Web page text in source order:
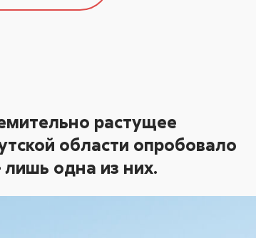
растущее
области опробовало
одна из них.